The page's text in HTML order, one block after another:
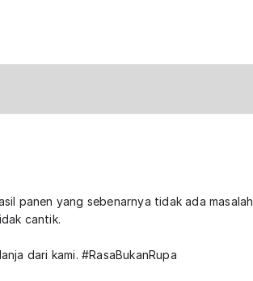
panen yang sebenarnya tidak ada masalah
cantik.
dari kami. #RasaBukanRupa